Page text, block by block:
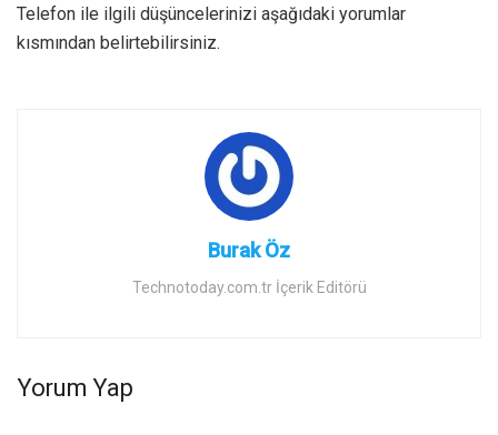
Telefon ile ilgili düşüncelerinizi aşağıdaki yorumlar
kısmından belirtebilirsiniz.
Burak Öz
Technotoday.com.tr İçerik Editörü
Yorum Yap